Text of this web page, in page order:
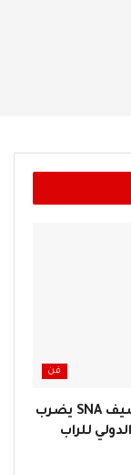
فن
بعد حفل كبير في القصرين بتونس .. سيف SNA يضرب
للراب